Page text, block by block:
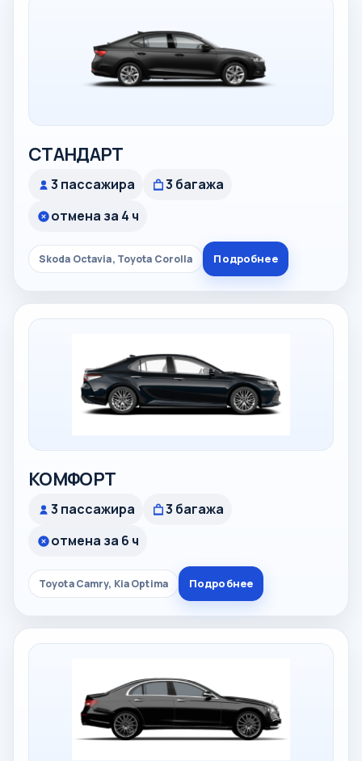
СТАНДАРТ
3 пассажира
3 багажа
отмена за 4 ч
Skoda Octavia, Toyota Corolla Подробнее
КОМФОРТ
3 пассажира
3 багажа
отмена за 6 ч
Toyota Camry, Kia Optima Подробнее